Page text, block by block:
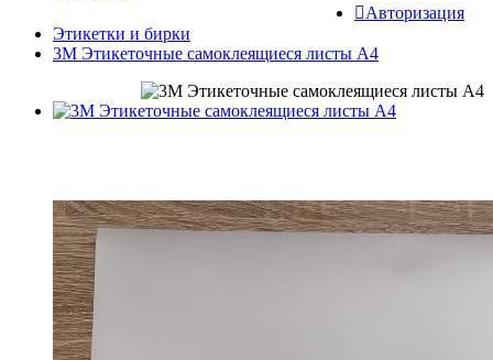
Авторизация
Этикетки и бирки
3М Этикеточные самоклеящиеся листы А4